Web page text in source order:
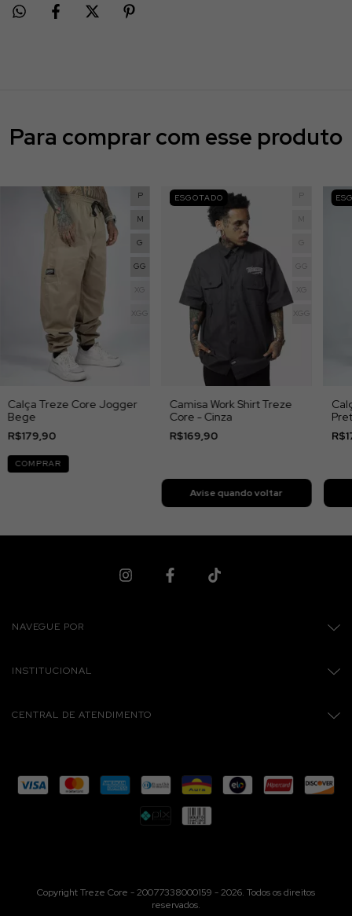
Para comprar com esse produto
P
M
G
GG
XGG
Calça Treze Core Jogger
Bege
R$179,90
COMPRAR
M
ESGOTADO
Camisa Work Shirt Treze
Core - Cinza
R$169,90
Avise quando voltar
NAVEGUE POR
INSTITUCIONAL
CENTRAL DE ATENDIMENTO
Copyright Treze Core - 20077338000159 - 2026. Todos os direitos
reservados.